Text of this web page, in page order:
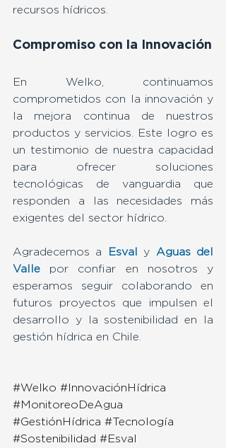
recursos hídricos.
Compromiso con la Innovación
En Welko, continuamos
comprometidos con la innovación y
la mejora continua de nuestros
productos y servicios. Este logro es
un testimonio de nuestra capacidad
para ofrecer soluciones
tecnológicas de vanguardia que
responden a las necesidades más
exigentes del sector hídrico.
Agradecemos a Esval y Aguas del
Valle por confiar en nosotros y
esperamos seguir colaborando en
futuros proyectos que impulsen el
desarrollo y la sostenibilidad en la
gestión hídrica en Chile.
#Welko #InnovaciónHídrica
#MonitoreoDeAgua
#GestiónHídrica #Tecnología
#Sostenibilidad #Esval